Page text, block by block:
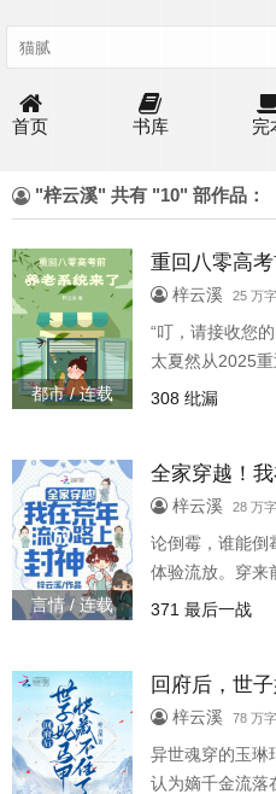
首页 书库 完
"梓云溪" 共有 "10" 部作品：
都市 / 连载
重回八零高
梓云溪 25 万
“叮，请接收您
太夏然从2025
好腿好颜也好。
开吸血家人，背
上，燃烧生命报
棉花弹琵琶都比
生意也蛮不错。
308 纰漏
言情 / 连载
全家穿越！
梓云溪 28 万
论倒霉，谁能倒
体验流放。穿来
葩啊，男的斗鸡
玩意儿转性了？
的妈宝女，优柔
丫头顶一张人畜
多了，人也麻了
371 最后一战
回府后，世
梓云溪 78 万
异世魂穿的玉琳
认为嫡千金流落